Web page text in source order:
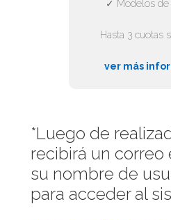
✓ Modelos de
Hasta 3 cuotas
ver más
*Luego de
recibirá un
su nombre de
para acceder al